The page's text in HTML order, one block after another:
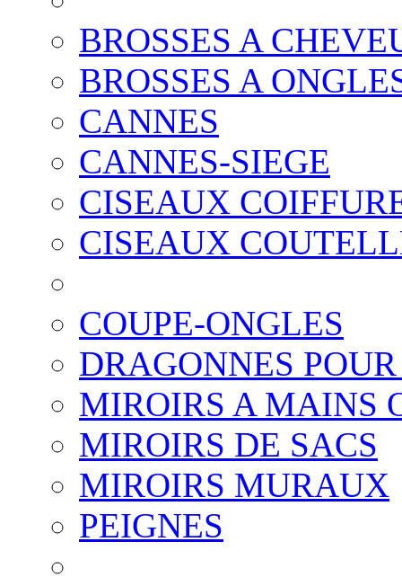
BROSSES A
BROSSES A
CANNES
CANNES-SIEGE
CISEAUX
CISEAUX
COUPE-ONGLES
DRAGONNES
MIROIRS A MAINS
MIROIRS DE SACS
MIROIRS MURAUX
PEIGNES